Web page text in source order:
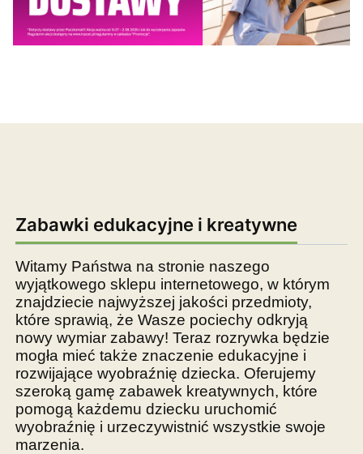
Zabawki edukacyjne i kreatywne
Witamy Państwa na stronie naszego
wyjątkowego sklepu internetowego, w którym
znajdziecie najwyższej jakości przedmioty,
które sprawią, że Wasze pociechy odkryją
nowy wymiar zabawy! Teraz rozrywka będzie
mogła mieć także znaczenie edukacyjne i
rozwijające wyobraźnię dziecka. Oferujemy
szeroką gamę zabawek kreatywnych, które
pomogą każdemu dziecku uruchomić
wyobraźnię i urzeczywistnić wszystkie swoje
marzenia.